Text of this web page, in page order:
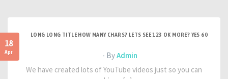
18
Apr
LONG LONG TITLE HOW MANY CHARS? LETS SEE 123 OK MORE? YES 60
- ByAdmin
We have created lots of YouTube videos just so you can